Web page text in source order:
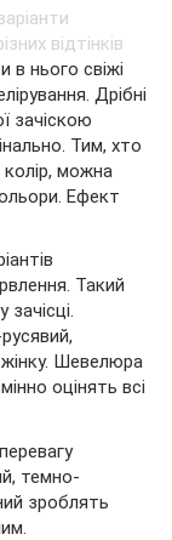
в нього свіжі
Дрібні
зачіскою
Тим, хто
можна
Ефект
Такий
зачісці.
Шевелюра
оцінять всі
темно-
зроблять